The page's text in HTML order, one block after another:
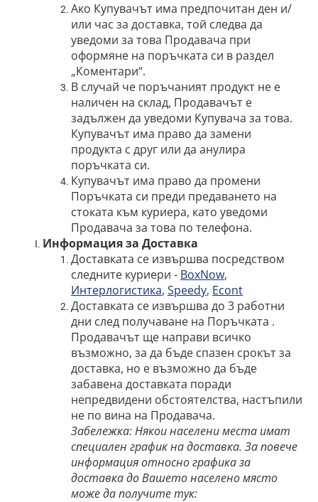
Ако Купувачът има предпочитан ден и/
или час за доставка, той следва да
уведоми за това Продавача при
оформяне на поръчката си в раздел
„Коментари“.
В случай че поръчаният продукт не е
наличен на склад, Продавачът е
задължен да уведоми Купувача за това.
Купувачът има право да замени
продукта с друг или да анулира
поръчката си.
Купувачът има право да промени
Поръчката си преди предаването на
стоката към куриера, като уведоми
Продавача за това по телефона.
Информация за Доставка
Доставката се извършва посредством
следните куриери - BoxNow,
Интерлогистика, Speedy, Econt
Доставката се извършва до 3 работни
дни след получаване на Поръчката .
Продавачът ще направи всичко
възможно, за да бъде спазен срокът за
доставка, но е възможно да бъде
забавена доставката поради
непредвидени обстоятелства, настъпили
не по вина на Продавача.
Забележка: Някои населени места имат
специален график на доставка. За повече
информация относно графика за
доставка до Вашето населено място
може да получите тук: